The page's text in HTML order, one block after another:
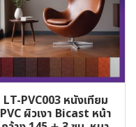
LT-PVC003 หนังเทียม
PVC ผิวเงา Bicast หน้า